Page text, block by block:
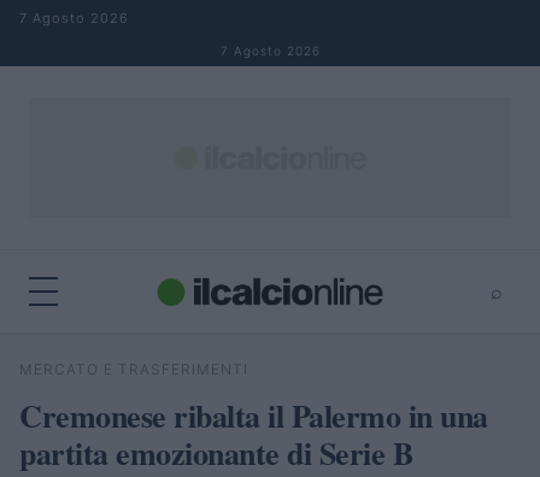
Salta al contenuto
7 Agosto 2026
7 Agosto 2026
⌕
Cerca
MERCATO E TRASFERIMENTI
Cremonese ribalta il Palermo in una
partita emozionante di Serie B